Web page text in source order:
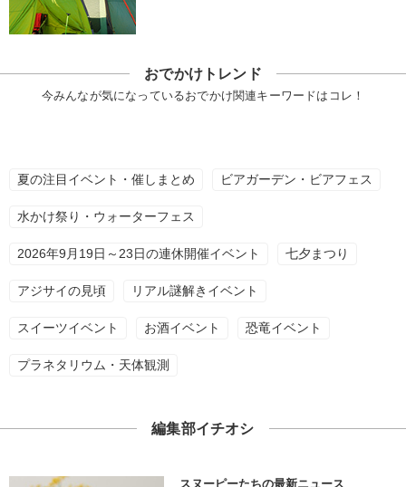
おでかけトレンド
今みんなが気になっているおでかけ関連キーワードはコレ！
夏の注目イベント・催しまとめ ビアガーデン・ビアフェス
水かけ祭り・ウォーターフェス
2026年9月19日～23日の連休開催イベント 七夕まつり
アジサイの見頃 リアル謎解きイベント
スイーツイベント お酒イベント 恐竜イベント
プラネタリウム・天体観測
編集部イチオシ
スヌーピーたちの最新ニュース